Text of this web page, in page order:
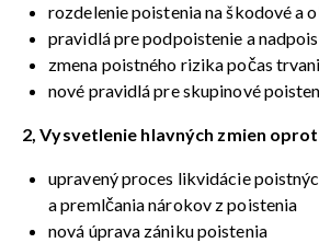
rozdelenie poistenia na škodové a
pravidlá pre podpoistenie a
zmena poistného rizika počas
nové pravidlá pre skupinové
2, Vysvetlenie hlavných zmien
upravený proces likvidácie
a premlčania nárokov z poistenia
nová úprava zániku poistenia